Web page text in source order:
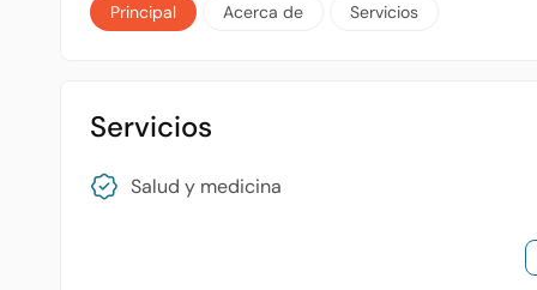
Principal Acerca de Servicios
Servicios
Salud y medicina